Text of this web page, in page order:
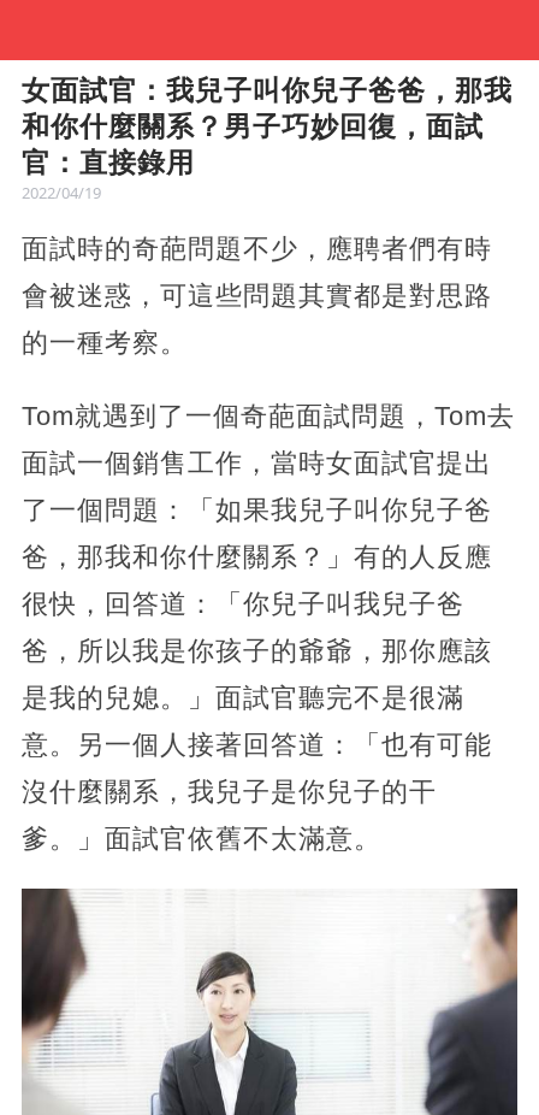
女面試官：我兒子叫你兒子爸爸，那我
和你什麼關系？男子巧妙回復，面試
官：直接錄用
2022/04/19
面試時的奇葩問題不少，應聘者們有時
會被迷惑，可這些問題其實都是對思路
的一種考察。
Tom就遇到了一個奇葩面試問題，Tom去
面試一個銷售工作，當時女面試官提出
了一個問題：「如果我兒子叫你兒子爸
爸，那我和你什麼關系？」有的人反應
很快，回答道：「你兒子叫我兒子爸
爸，所以我是你孩子的爺爺，那你應該
是我的兒媳。」面試官聽完不是很滿
意。另一個人接著回答道：「也有可能
沒什麼關系，我兒子是你兒子的干
爹。」面試官依舊不太滿意。